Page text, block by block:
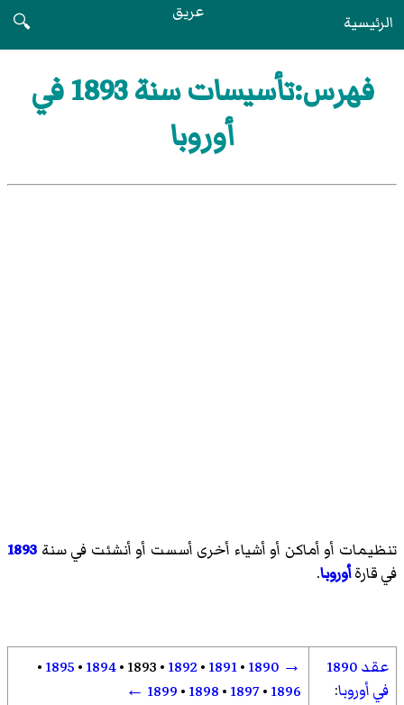
الرئيسية عريق
🔍
فهرس:تأسيسات سنة 1893 في
أوروبا
تنظيمات أو أماكن أو أشياء أخرى أسست أو أنشئت في سنة 1893
في قارةأوروبا.
عقد 1890
في أوروبا:
→
1890
•
1891
•
1892
•
1893
•
1894
•
1895
•
1896
•
1897
•
1898
•
1899
←